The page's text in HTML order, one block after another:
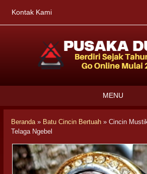
Kontak Kami
MENU
Beranda» Batu Cincin Bertuah » Cincin
Telaga Ngebel